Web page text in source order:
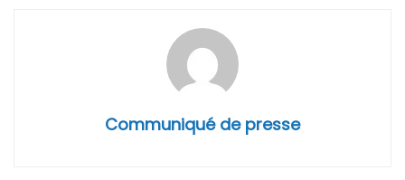
Communiqué de presse